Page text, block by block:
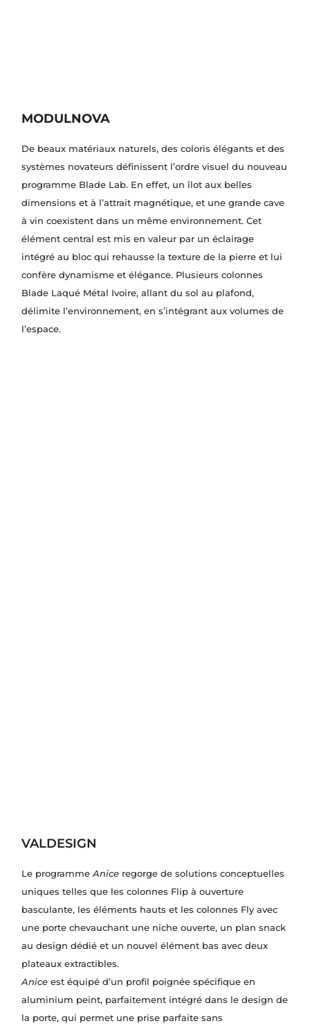
MODULNOVA
De beaux matériaux naturels, des coloris élégants et des
systèmes novateurs définissent l’ordre visuel du nouveau
programme Blade Lab. En effet, un îlot aux belles
dimensions et à l’attrait magnétique, et une grande cave
à vin coexistent dans un même environnement. Cet
élément central est mis en valeur par un éclairage
intégré au bloc qui rehausse la texture de la pierre et lui
confère dynamisme et élégance. Plusieurs colonnes
Blade Laqué Métal Ivoire, allant du sol au plafond,
délimite l’environnement, en s’intégrant aux volumes de
l’espace.
VALDESIGN
Le programmeAnice regorge de solutions conceptuelles
uniques telles que les colonnes Flip à ouverture
basculante, les éléments hauts et les colonnes Fly avec
une porte chevauchant une niche ouverte, un plan snack
au design dédié et un nouvel élément bas avec deux
plateaux extractibles.
Anice est équipé d’un profil poignée spécifique en
aluminium peint, parfaitement intégré dans le design de
la porte, qui permet une prise parfaite sans